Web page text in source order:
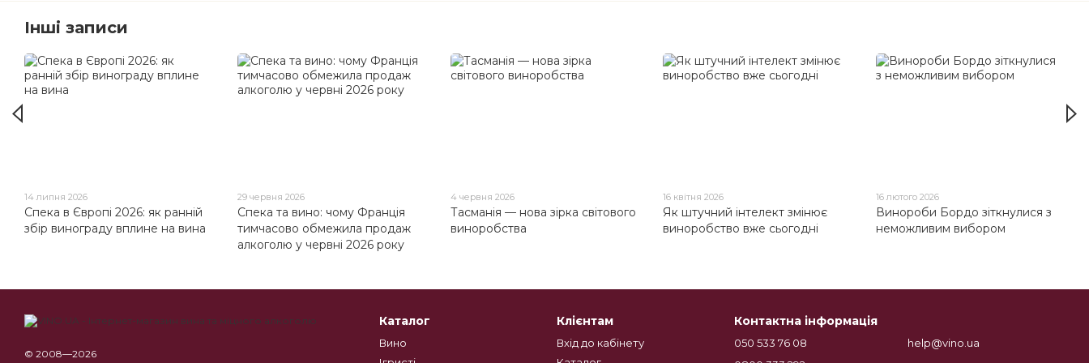
Інші записи
14 липня 2026
Спека в Європі 2026: як ранній
збір винограду вплине на вина
29 червня 2026
Спека та вино: чому Франція
тимчасово обмежила продаж
алкоголю у червні 2026 року
4 червня 2026
Тасманія — нова зірка світового
виноробства
16 квітня 2026
Як штучний інтелект змінює
виноробство вже сьогодні
16 лютого 2026
Винороби Бордо зіткнулися з
неможливим вибором
© 2008—2026
Каталог
Вино
Клієнтам
Вхід до кабінету
Контактна інформація
050 533 76 08
help@vino.ua